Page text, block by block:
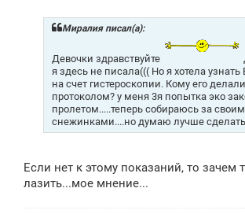
Миралия писал(а):
Девочки здравствуйте
я здесь не писала((( Но я хотела
на счет гистероскопии. Кому его
протоколом? у меня 3я попытка эко
пролетом.....теперь собираюсь за
снежинками....но думаю лучше сделать
Если нет к этому показаний, то зачем
лазить...мое мнение...